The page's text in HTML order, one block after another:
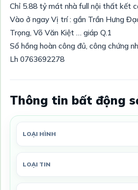
Chỉ 5.88 tỷ mát nhà full nội thất kết
Vào ở ngay Vị trí : gần Trần Hưng
Trọng, Võ Văn Kiệt … giáp Q.1
Sổ hồng hoàn công đủ, công chứng
Lh 0763692278
Thông tin bất động
LOẠI HÌNH
LOẠI TIN